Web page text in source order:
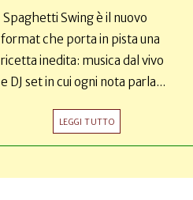
Spaghetti Swing è il nuovo
format che porta in pista una
ricetta inedita: musica dal vivo
e DJ set in cui ogni nota parla...
LEGGI TUTTO